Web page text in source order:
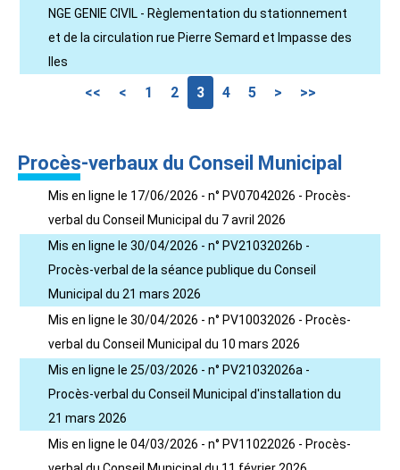
NGE GENIE CIVIL - Règlementation du stationnement
et de la circulation rue Pierre Semard et Impasse des
Iles
<< < 1 2 3 4 5 > >>
Procès-verbaux du Conseil Municipal
Mis en ligne le 17/06/2026 - n° PV07042026 - Procès-
verbal du Conseil Municipal du 7 avril 2026
Mis en ligne le 30/04/2026 - n° PV21032026b -
Procès-verbal de la séance publique du Conseil
Municipal du 21 mars 2026
Mis en ligne le 30/04/2026 - n° PV10032026 - Procès-
verbal du Conseil Municipal du 10 mars 2026
Mis en ligne le 25/03/2026 - n° PV21032026a -
Procès-verbal du Conseil Municipal d'installation du
21 mars 2026
Mis en ligne le 04/03/2026 - n° PV11022026 - Procès-